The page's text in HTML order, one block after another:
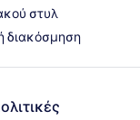
στυλ
διακόσμηση